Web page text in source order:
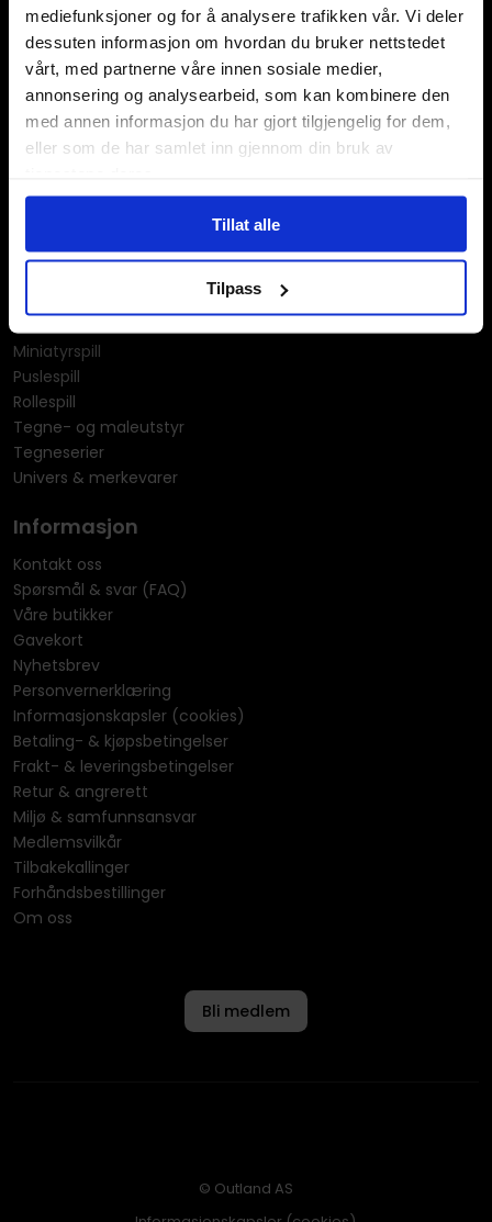
mediefunksjoner og for å analysere trafikken vår. Vi deler
dessuten informasjon om hvordan du bruker nettstedet
vårt, med partnerne våre innen sosiale medier,
annonsering og analysearbeid, som kan kombinere den
med annen informasjon du har gjort tilgjengelig for dem,
eller som de har samlet inn gjennom din bruk av
Tillat alle
Tilpass
Våre kategorier
Brettspill
Bøker
Godteri, mat & drikke
Klær
KPOP & musikk
Merchandise & effekter
Miniatyrspill
Puslespill
Rollespill
Tegne- og maleutstyr
Tegneserier
Univers & merkevarer
Informasjon
Kontakt oss
Spørsmål & svar (FAQ)
Våre butikker
Gavekort
Nyhetsbrev
Personvernerklæring
Informasjonskapsler (cookies)
Betaling- & kjøpsbetingelser
Frakt- & leveringsbetingelser
Retur & angrerett
Miljø & samfunnsansvar
Medlemsvilkår
Tilbakekallinger
Forhåndsbestillinger
Om oss
Bli medlem
© Outland AS